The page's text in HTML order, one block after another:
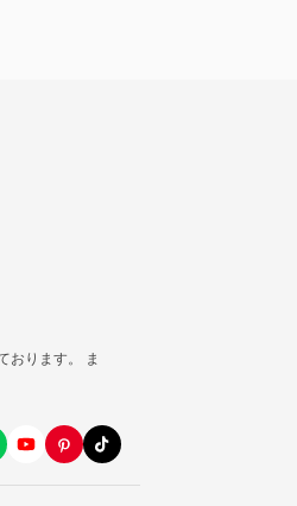
おります。 ま